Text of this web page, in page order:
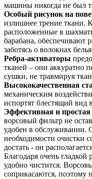
машины никогда не был
Особый рисунок на
излишнее трение ткани.
расположенные в
барабана,
заботясь о волокнах
Ребра-активаторы
тканей – они аккуратно
сушки, не травмируя
Высококачественная
механическим
испортят блестящий
Эффективная и простая
ворсовый фильтр не
удобен в обслуживании.
необходимости очистки
достать - он
Благодаря очень гладкой
удобно чистится.
соприкасаются, поэтому